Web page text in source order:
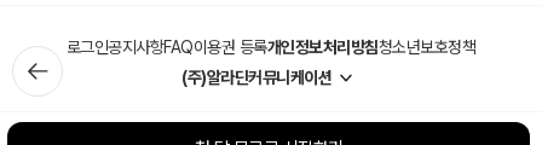
로그인공지사항FAQ이용권 등록개인정보처리방침청소년보호정책
(주)알라딘커뮤니케이션